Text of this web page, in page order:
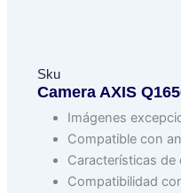
Sku
Camera AXIS
Imágenes
Compatible con
Características de
Compatibilidad